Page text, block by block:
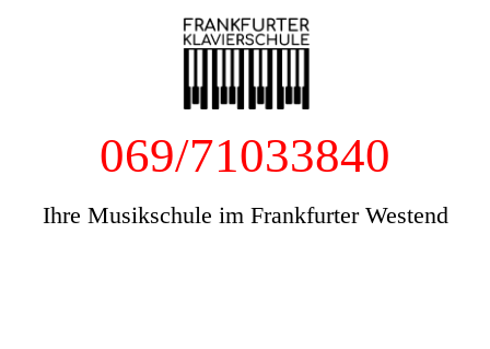
069/71033840
Ihre Musikschule im Frankfurter Westend